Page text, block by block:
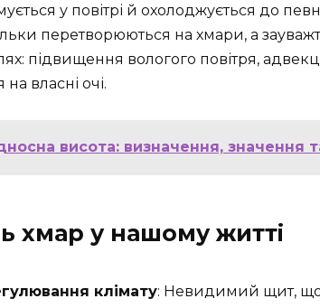
у повітрі й охолоджується до
перетворюються на хмари, а
підвищення вологого повітря,
на власні очі.
висота: визначення, значення
хмар у нашому житті
клімату: Невидимий щит, що